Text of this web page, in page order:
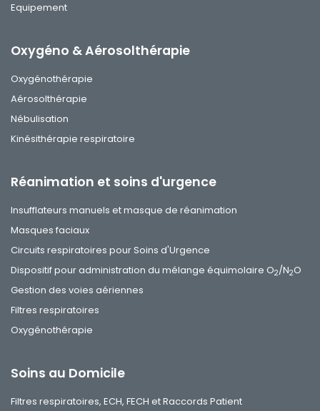
Equipement
Oxygéno & Aérosolthérapie
Oxygénothérapie
Aérosolthérapie
Nébulisation
Kinésithérapie respiratoire
Réanimation et soins d'urgence
Insufflateurs manuels et masque de réanimation
Masques faciaux
Circuits respiratoires pour Soins d'Urgence
Dispositif pour administration du mélange équimolaire O2/N2O
Gestion des voies aériennes
Filtres respiratoires
Oxygénothérapie
Soins au Domicile
Filtres respiratoires, ECH, FECH et Raccords Patient